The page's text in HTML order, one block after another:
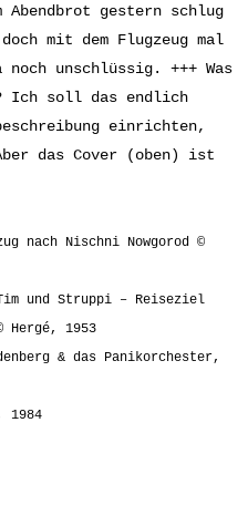
Abendbrot gestern schlug
mit dem Flugzeug mal
unschlüssig. +++ Was
Ich soll das endlich
einrichten,
das Cover (oben) ist
nach Nischni Nowgorod ©
und Struppi – Reiseziel
Hergé, 1953
& das Panikorchester,
1984